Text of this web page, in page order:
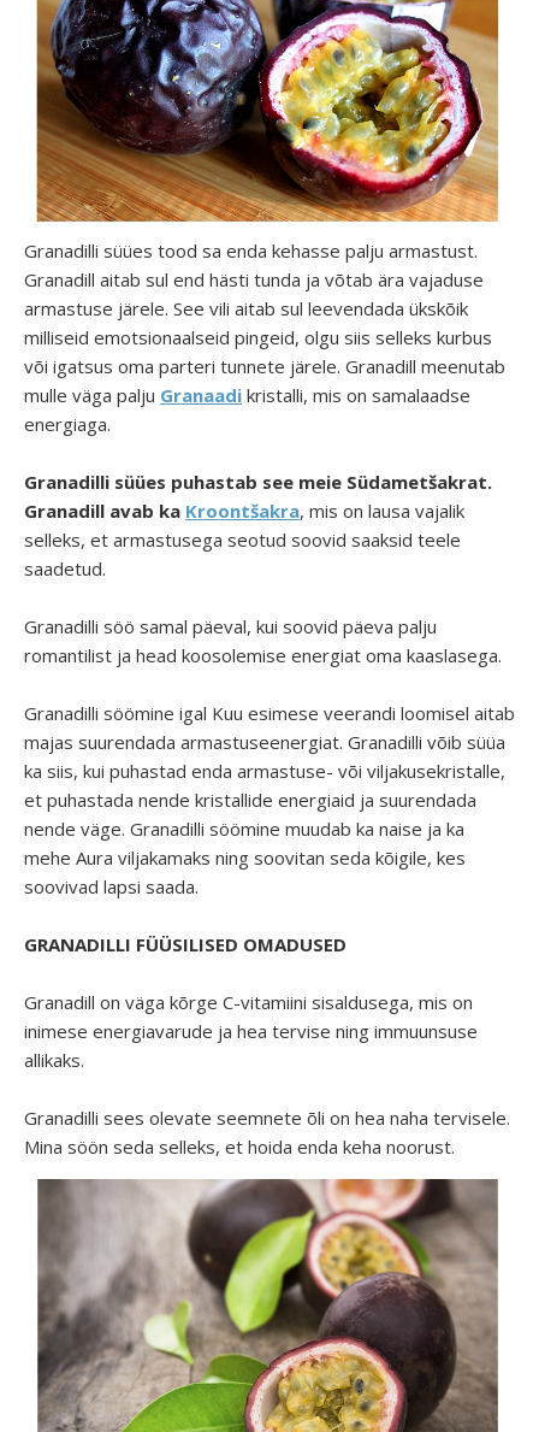
Granadilli süües tood sa enda kehasse palju armastust.
Granadill aitab sul end hästi tunda ja võtab ära vajaduse
armastuse järele. See vili aitab sul leevendada ükskõik
milliseid emotsionaalseid pingeid, olgu siis selleks kurbus
või igatsus oma parteri tunnete järele. Granadill meenutab
mulle väga palju Granaadi kristalli, mis on samalaadse
energiaga.
Granadilli süües puhastab see meie Südametšakrat.
Granadill avab ka Kroontšakra, mis on lausa vajalik
selleks, et armastusega seotud soovid saaksid teele
saadetud.
Granadilli söö samal päeval, kui soovid päeva palju
romantilist ja head koosolemise energiat oma kaaslasega.
Granadilli söömine igal Kuu esimese veerandi loomisel aitab
majas suurendada armastuseenergiat. Granadilli võib süüa
ka siis, kui puhastad enda armastuse- või viljakusekristalle,
et puhastada nende kristallide energiaid ja suurendada
nende väge. Granadilli söömine muudab ka naise ja ka
mehe Aura viljakamaks ning soovitan seda kõigile, kes
soovivad lapsi saada.
GRANADILLI FÜÜSILISED OMADUSED
Granadill on väga kõrge C-vitamiini sisaldusega, mis on
inimese energiavarude ja hea tervise ning immuunsuse
allikaks.
Granadilli sees olevate seemnete õli on hea naha tervisele.
Mina söön seda selleks, et hoida enda keha noorust.